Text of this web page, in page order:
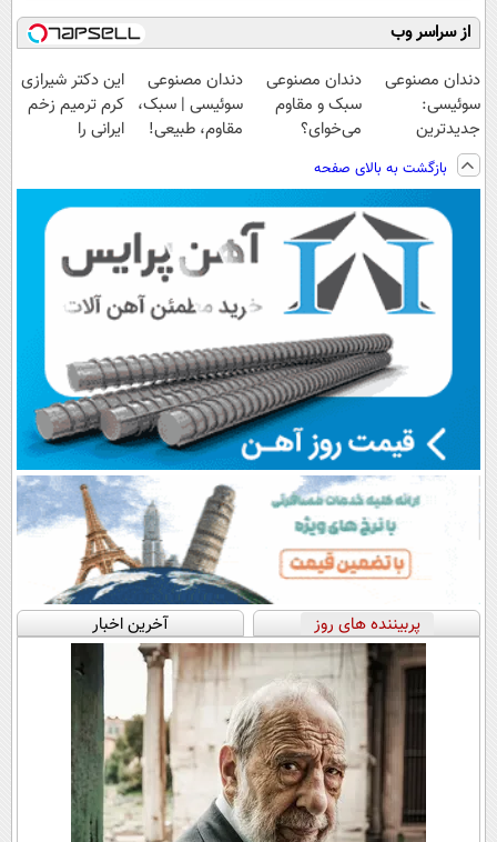
از سراسر وب
دندان مصنوعی
سوئیسی:
جدیدترین
فناوری اروپا،
سبک و مقاوم |
پرداخت قسطی
دندان مصنوعی
سبک و مقاوم
می‌خوای؟
هم داریم!😍 |
📍تهران
دندان مصنوعی
سوئیسی | سبک،
مقاوم، طبیعی!
اقساطی😍
این دکتر شیرازی
کرم ترمیم زخم
ایرانی را
بازگشت به بالای صفحه
پربیننده های روز آخرین اخبار